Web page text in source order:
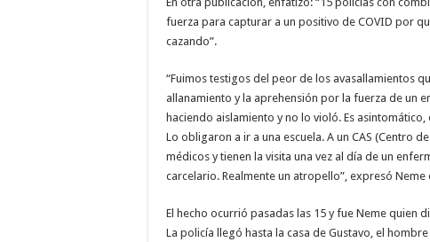
fuerza para capturar a un positivo de COVID por
cazando”.
“Fuimos testigos del peor de los avasallamientos
allanamiento y la aprehensión por la fuerza de un
haciendo aislamiento y no lo violó. Es
Lo obligaron a ir a una escuela. A un CAS (Centro
médicos y tienen la visita una vez al día de un
carcelario. Realmente un atropello”, expresó
El hecho ocurrió pasadas las 15 y fue Neme quien
La policía llegó hasta la casa de Gustavo, el